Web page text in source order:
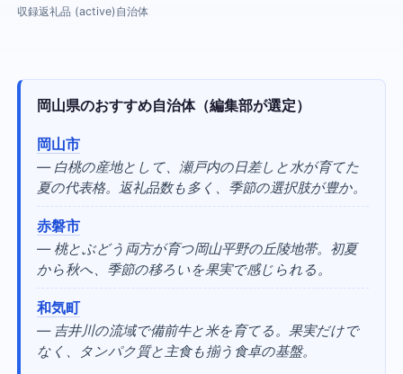
収録返礼品 (active) 自治体
岡山県のおすすめ自治体（編集部が選定）
岡山市
— 白桃の産地として、瀬戸内の日差しと水が育てた
夏の代表格。返礼品数も多く、季節の選択肢が豊か。
赤磐市
— 桃とぶどう両方が育つ岡山平野の丘陵地帯。初夏
から秋へ、季節の移ろいを果実で感じられる。
和気町
— 吉井川の流域で備前牛と米を育てる。果実だけで
なく、タンパク質と主食も揃う食卓の基盤。